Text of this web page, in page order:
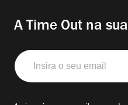
A Time Out na
Insira
o
seu